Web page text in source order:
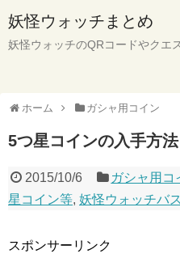
妖怪ウォッチまとめ
妖怪ウォッチのQRコードやクエ
ホーム ガシャ用コイン
5つ星コインの入手方
2015/10/6 ガシャ用コ
星コイン等, 妖怪ウォッチバ
スポンサーリンク